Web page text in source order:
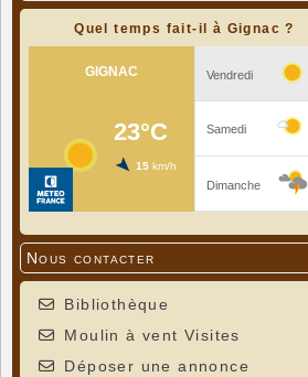
Quel temps fait-il à Gignac ?
Nous contacter
Bibliothèque
Moulin à vent Visites
Déposer une annonce